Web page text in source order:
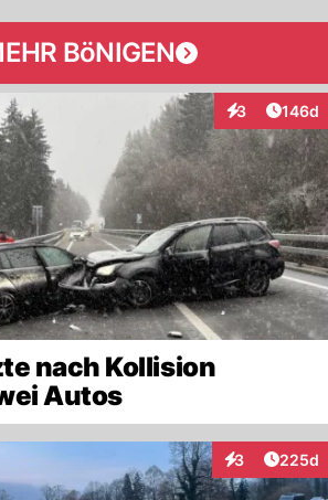
BöNIGEN
3
Interaktionen
146d
nach Kollision
Autos
3
Interaktionen
225d